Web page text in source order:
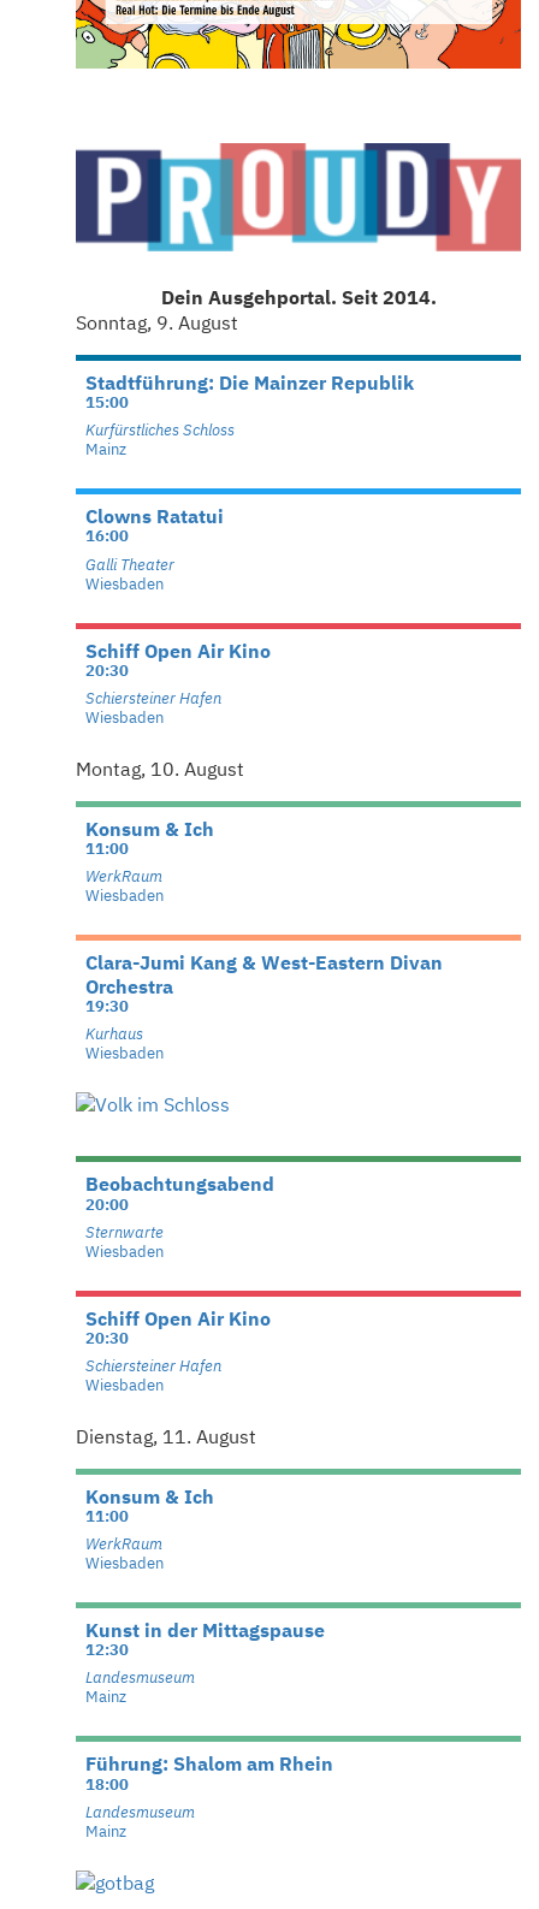
Dein Ausgehportal. Seit 2014.
Sonntag, 9. August
Stadtführung: Die Mainzer Republik
15:00
Kurfürstliches Schloss
Mainz
Clowns Ratatui
16:00
Galli Theater
Wiesbaden
Schiff Open Air Kino
20:30
Schiersteiner Hafen
Wiesbaden
Montag, 10. August
Konsum & Ich
11:00
WerkRaum
Wiesbaden
Clara-Jumi Kang & West-Eastern Divan
Orchestra
19:30
Kurhaus
Wiesbaden
Beobachtungsabend
20:00
Sternwarte
Wiesbaden
Schiff Open Air Kino
20:30
Schiersteiner Hafen
Wiesbaden
Dienstag, 11. August
Konsum & Ich
11:00
WerkRaum
Wiesbaden
Kunst in der Mittagspause
12:30
Landesmuseum
Mainz
Führung: Shalom am Rhein
18:00
Landesmuseum
Mainz